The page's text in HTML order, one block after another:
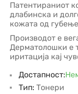
Патентираниот
длабинска и
кожата од
Производот е
Дерматолошки е
иритација кај
Достапност:
Тип: Тонери